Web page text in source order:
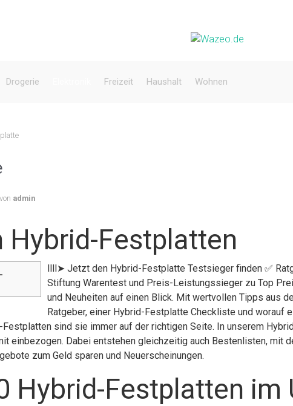
Drogerie Freizeit Haushalt Wohnen
admin
Hybrid-Festplatten
llll➤ Jetzt den Hybrid-Festplatte Testsieger finden ✅
Stiftung Warentest und Preis-Leistungssieger zu Top
und Neuheiten auf einen Blick. Mit wertvollen Tipps aus
Ratgeber, einer Hybrid-Festplatte Checkliste und
sind sie immer auf der richtigen Seite. In unserem
einbezogen. Dabei entstehen gleichzeitig auch Bestenlisten, mit
zum Geld sparen und Neuerscheinungen.
Hybrid-Festplatten im